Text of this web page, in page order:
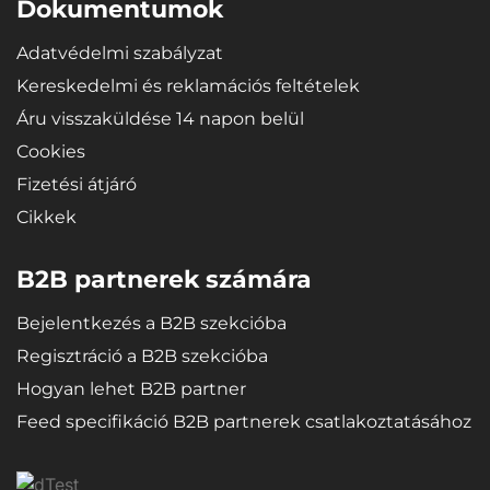
Dokumentumok
Adatvédelmi szabályzat
Kereskedelmi és reklamációs feltételek
Áru visszaküldése 14 napon belül
Cookies
Fizetési átjáró
Cikkek
B2B partnerek számára
Bejelentkezés a B2B szekcióba
Regisztráció a B2B szekcióba
Hogyan lehet B2B partner
Feed specifikáció B2B partnerek csatlakoztatásához